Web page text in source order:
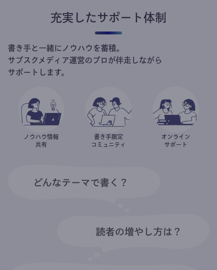
充実したサポート体制
書き手と一緒にノウハウを蓄積。
サブスクメディア運営のプロが伴走しながら
サポートします。
ノウハウ情報
共有
書き手限定
コミュニティ
オンライン
サポート